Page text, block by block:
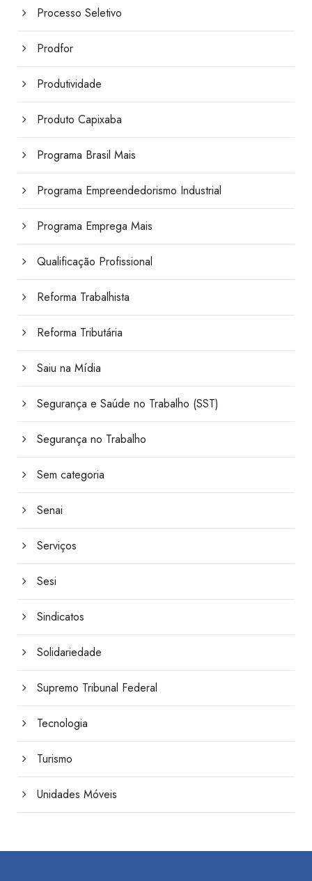
Processo Seletivo
Prodfor
Produtividade
Produto Capixaba
Programa Brasil Mais
Programa Empreendedorismo Industrial
Programa Emprega Mais
Qualificação Profissional
Reforma Trabalhista
Reforma Tributária
Saiu na Mídia
Segurança e Saúde no Trabalho (SST)
Segurança no Trabalho
Sem categoria
Senai
Serviços
Sesi
Sindicatos
Solidariedade
Supremo Tribunal Federal
Tecnologia
Turismo
Unidades Móveis